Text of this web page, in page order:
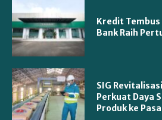
Kredit Tembus
Bank Raih
SIG
Perkuat Daya
Produk ke